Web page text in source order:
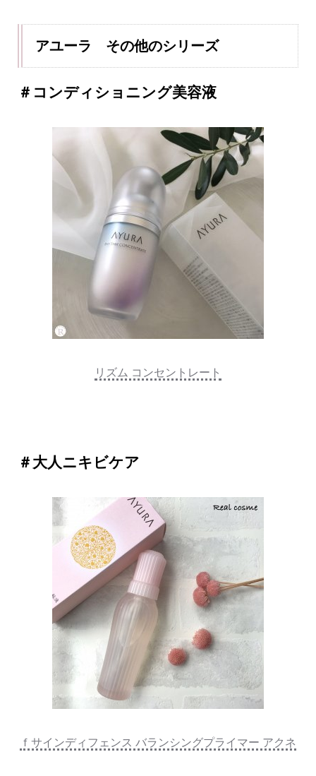
アユーラ その他のシリーズ
＃コンディショニング美容液
リズム コンセントレート
＃大人ニキビケア
ｆサインディフェンス バランシングプライマー アクネ